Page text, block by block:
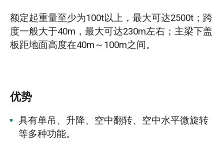
额定起重量至少为100t以上，最大可达2500t；跨
度一般大于40m，最大可达230m左右；主梁下盖
板距地面高度在40m～100m之间。
优势
具有单吊、升降、空中翻转、空中水平微旋转
等多种功能。